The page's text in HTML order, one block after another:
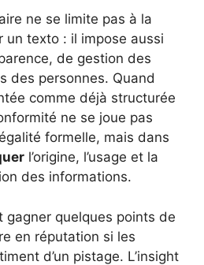
ne se limite pas à la
un texto : il impose aussi
de gestion des
des personnes. Quand
comme déjà structurée
ne se joue pas
formelle, mais dans
l’origine, l’usage et la
des informations.
gagner quelques points de
en réputation si les
d’un pistage. L’insight